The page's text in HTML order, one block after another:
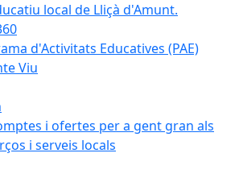
local de Lliçà d'Amunt.
d'Activitats Educatives (PAE)
Viu
i ofertes per a gent gran als
i serveis locals